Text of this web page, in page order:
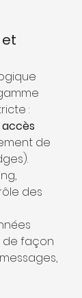
:
de
des
de façon